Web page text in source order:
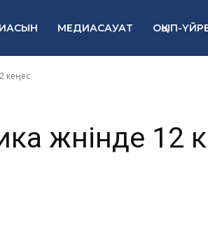
МЕДИАСАУАТ ОҚЫП-
кеңес
жөнінде 12